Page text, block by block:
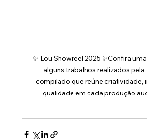
✨ Lou Showreel 2025 ✨Confira
alguns trabalhos realizados pela
compilado que reúne criatividade,
qualidade em cada produção